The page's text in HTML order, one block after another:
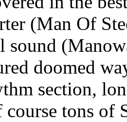
(Man Of
sound
doomed
section,
course tons of